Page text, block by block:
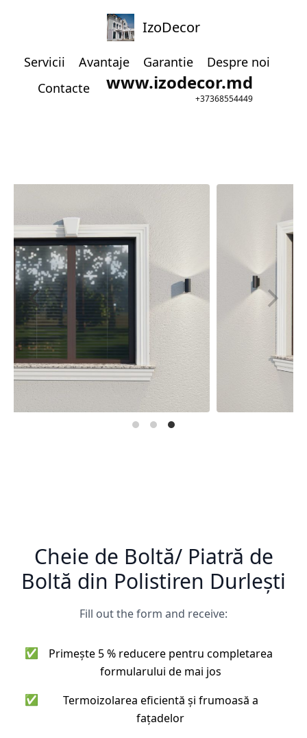
IzoDecor
Servicii Avantaje Garantie
Despre noi
Contacte
www.izodecor.md
+37368554449
Cheie de Boltă/ Piatră de
Boltă din Polistiren Durlești
Fill out the form and receive:
✅
Primește 5 % reducere pentru completarea
formularului de mai jos
✅
Termoizolarea eficientă și frumoasă a
fațadelor